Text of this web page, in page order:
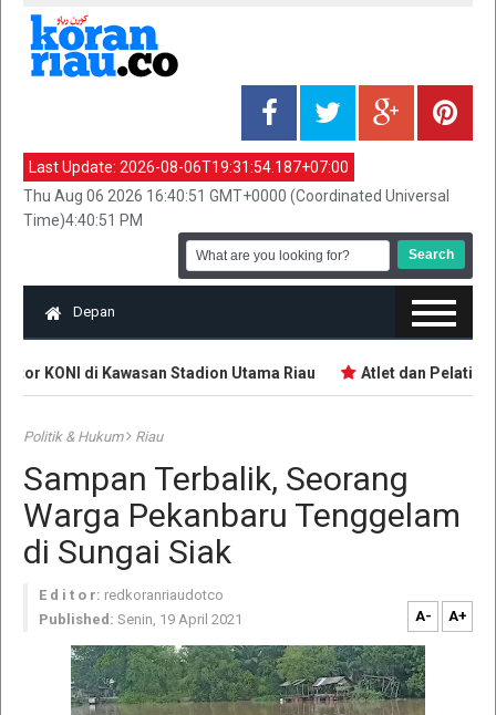
Last Update: 2026-08-06T19:31:54.187+07:00
Thu Aug 06 2026 16:40:51 GMT+0000 (Coordinated Universal
Time)4:40:51 PM
Depan
KONI di Kawasan Stadion Utama Riau Atlet dan Pelatih
Politik & Hukum Riau
Sampan Terbalik, Seorang
Warga Pekanbaru Tenggelam
di Sungai Siak
E d i t o r: redkoranriaudotco
Published: Senin, 19 April 2021 A- A+